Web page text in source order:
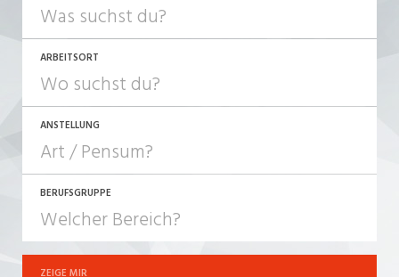
ARBEITSORT
ANSTELLUNG
JOB-TYP
Festanstellung
BERUFSGRUPPE
ZEIGE MIR